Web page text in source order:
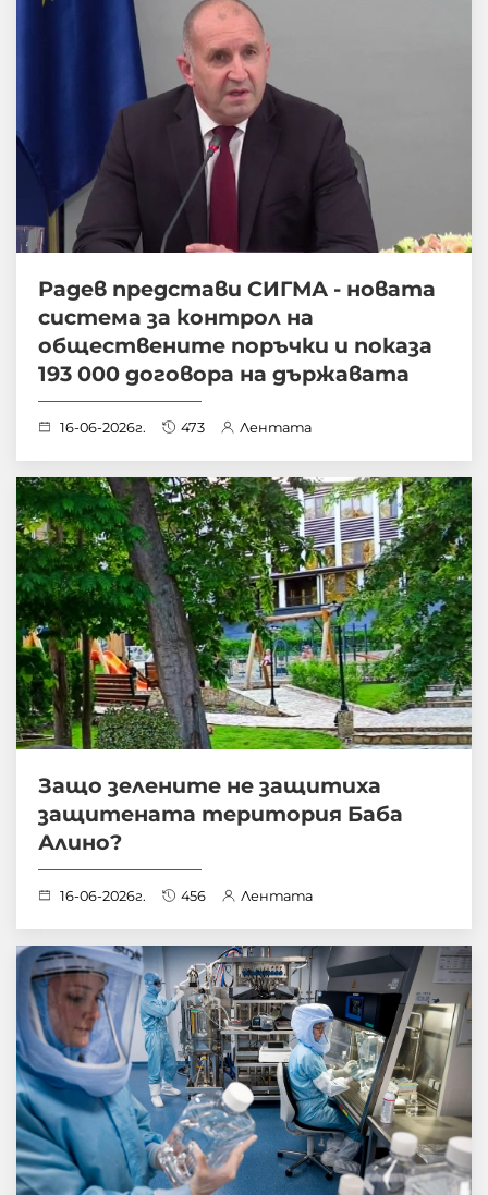
Радев представи СИГМА - новата
система за контрол на
обществените поръчки и показа
193 000 договора на държавата
16-06-2026г. 473 Лентата
Защо зелените не защитиха
защитената територия Баба
Алино?
16-06-2026г. 456 Лентата